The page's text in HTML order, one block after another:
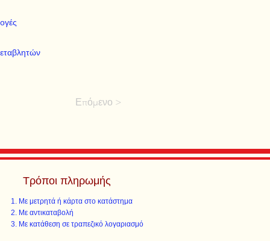
Επόμενο >
Τρόποι πληρωμής
Με μετρητά ή κάρτα στο κατάστημα
Με αντικαταβολή
Με κατάθεση σε τραπεζικό λογαριασμό